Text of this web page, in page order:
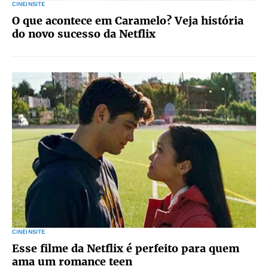
CINEINSITE
O que acontece em Caramelo? Veja história
do novo sucesso da Netflix
CINEINSITE
Esse filme da Netflix é perfeito para quem
ama um romance teen